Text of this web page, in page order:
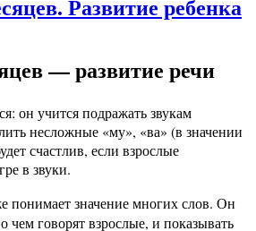
— развитие речи
он учится подражать звукам
несложные «му», «ва» (в значении
счастлив, если взрослые
в звуки.
понимает значение многих слов. Он
чем говорят взрослые, и показывать